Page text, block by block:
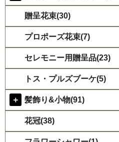
贈呈花束(30)
プロポーズ花束(7)
セレモニー用贈呈品(23)
トス・プルズブーケ(5)
＋ 髪飾り&小物(91)
花冠(38)